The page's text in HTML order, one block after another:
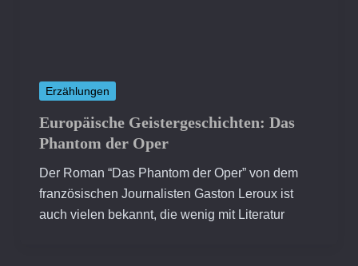
Erzählungen
Europäische Geistergeschichten: Das
Phantom der Oper
Der Roman “Das Phantom der Oper” von dem
französischen Journalisten Gaston Leroux ist
auch vielen bekannt, die wenig mit Literatur